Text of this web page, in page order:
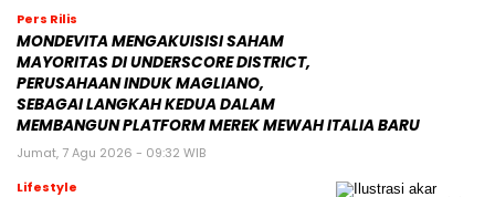
Pers Rilis
MONDEVITA MENGAKUISISI SAHAM
MAYORITAS DI UNDERSCORE DISTRICT,
PERUSAHAAN INDUK MAGLIANO,
SEBAGAI LANGKAH KEDUA DALAM
MEMBANGUN PLATFORM MEREK MEWAH ITALIA BARU
Jumat, 7 Agu 2026 - 09:32 WIB
Lifestyle